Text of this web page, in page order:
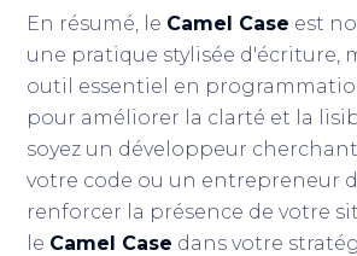
En résumé, le Camel Case est
une pratique stylisée d'écriture,
outil essentiel en
pour améliorer la clarté et la
soyez un développeur
votre code ou un entrepreneur
renforcer la présence de votre
le Camel Case dans votre